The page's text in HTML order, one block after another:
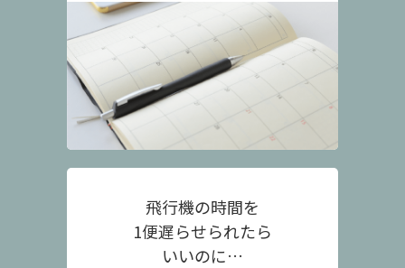
飛行機の時間を
1便遅らせられたら
いいのに…